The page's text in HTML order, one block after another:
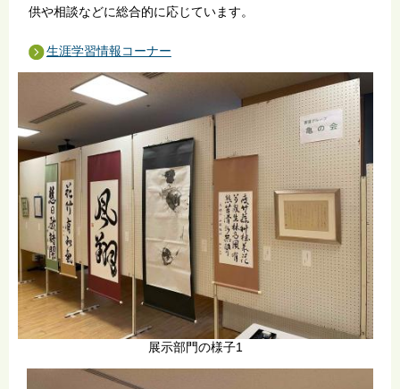
供や相談などに総合的に応じています。
生涯学習情報コーナー
展示部門の様子1